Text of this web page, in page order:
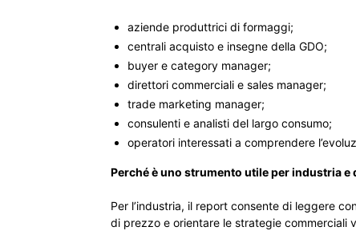
aziende produttrici di formaggi;
centrali acquisto e insegne della GDO;
buyer e category manager;
direttori commerciali e sales manager;
trade marketing manager;
consulenti e analisti del largo consumo;
operatori interessati a comprendere
Perché è uno strumento utile per industria
Per l’industria, il report consente di leggere
di prezzo e orientare le strategie commerciali